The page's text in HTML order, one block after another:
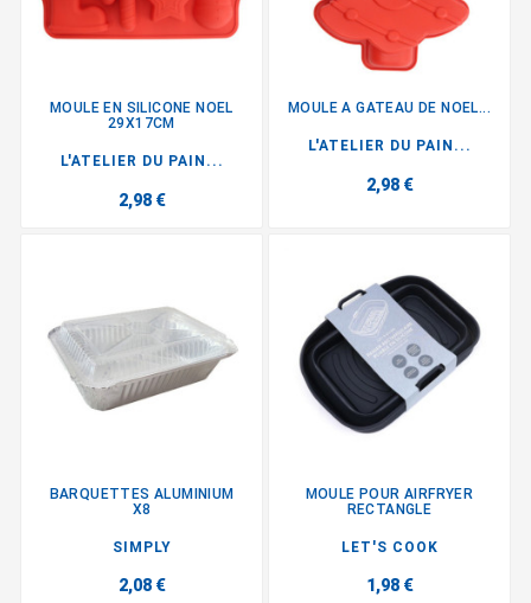
MOULE EN SILICONE NOEL
29X17CM
L'ATELIER DU PAIN...
2,98 €
MOULE A GATEAU DE NOEL...
L'ATELIER DU PAIN...
2,98 €
BARQUETTES ALUMINIUM
X8
SIMPLY
2,08 €
MOULE POUR AIRFRYER
RECTANGLE
LET'S COOK
1,98 €